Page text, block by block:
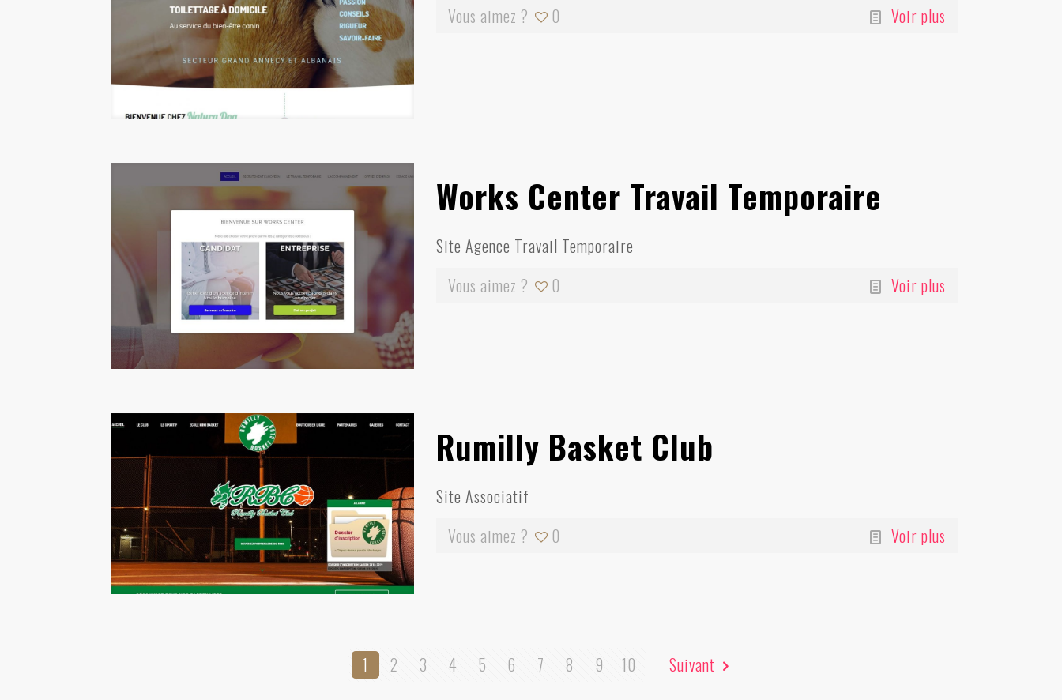
Vous aimez ?
0 Voir plus
Works Center Travail Temporaire
Site Agence Travail Temporaire
Vous aimez ?
0 Voir plus
Rumilly Basket Club
Site Associatif
Vous aimez ?
0 Voir plus
1 2 3 4 5 6 7 8 9 10 Suivant